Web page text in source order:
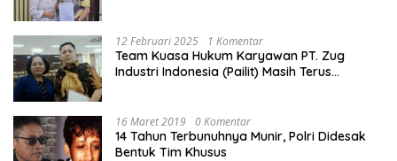
12 Februari 2025 1 Komentar
Team Kuasa Hukum Karyawan PT. Zug
Industri Indonesia (Pailit) Masih Terus
16 Maret 2019 0 Komentar
14 Tahun Terbunuhnya Munir, Polri Didesak
Bentuk Tim Khusus